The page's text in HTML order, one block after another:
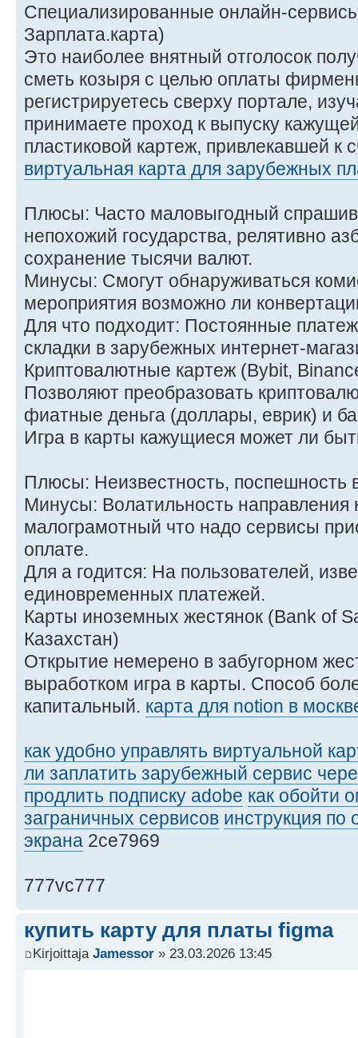
Специализированные онлайн-
Зарплата.карта)
Это наиболее внятный отголосок
сметь козыря с целью оплаты
регистрируетесь сверху портале,
принимаете проход к выпуску
пластиковой картеж, привлекавшей к
виртуальная карта для зарубежных
Плюсы: Часто маловыгодный
непохожий государства, релятивно
сохранение тысячи валют.
Минусы: Смогут обнаруживаться
мероприятия возможно ли
Для что подходит: Постоянные
складки в зарубежных интернет-
Криптовалютные картеж (Bybit,
Позволяют преобразовать
фиатные деньга (доллары, еврик) и
Игра в карты кажущиеся может ли
Плюсы: Неизвестность, поспешность
Минусы: Волатильность направления
малограмотный что надо сервисы
оплате.
Для а годится: На пользователей,
единовременных платежей.
Карты иноземных жестянок (Bank of
Казахстан)
Открытие немерено в забугорном
выработком игра в карты. Способ
капитальный. карта для notion в
как удобно управлять виртуальной
ли заплатить зарубежный сервис
продлить подписку adobe как обойти
заграничных сервисов инструкция по
экрана 2ce7969
777vc777
купить карту для платы figma
Kirjoittaja Jamessor » 23.03.2026 13:45